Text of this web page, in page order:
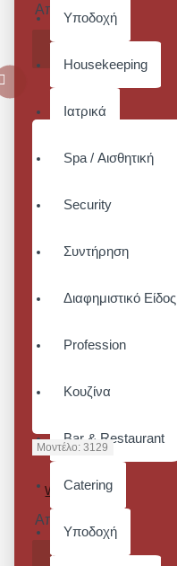
Υποδοχή
Housekeeping
Ιατρικά
Spa / Αισθητική
Security
Συντήρηση
Διαφημιστικό Είδος
Profession
Κουζίνα
Bar & Restaurant
Catering
Υποδοχή
Από 22,32€
ΚΑΛΆΘΙ
Μοντέλο: 3129
WITH SLIT
Από 24,80€
ΚΑΛΆΘΙ